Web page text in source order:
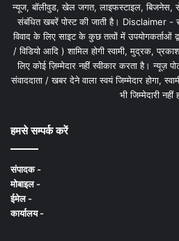
न्यूज, बॉलीवुड, खेल जगत, लाइफस्टाइल, बिजनेस,
संबंधित खबरें पोस्ट की जाती है। Disclaimer -
विवाद के लिए साइट के कुछ तत्वों में उपयोगकर्ताओं
/ विडियो आदि ) शामिल होगी स्वामी, मुद्रक,
लिए कोई ज़िम्मेदार नहीं स्वीकार करता है। न्यूज़
संवाददाता / खबर देने वाला स्वयं जिम्मेदार होगा,
भी जिम्मेदारी नहीं
हमसे सम्पर्क करें
संपादक -
मोबाइल -
ईमेल -
कार्यालय -